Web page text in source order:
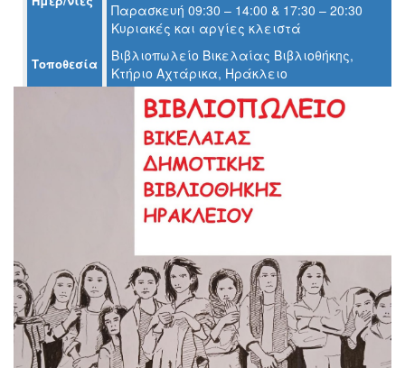
Παρασκευή 09:30 – 14:00 & 17:30 – 20:30
Κυριακές και αργίες κλειστά
Τοποθεσία
Βιβλιοπωλείο Βικελαίας Βιβλιοθήκης,
Κτήριο Αχτάρικα, Ηράκλειο